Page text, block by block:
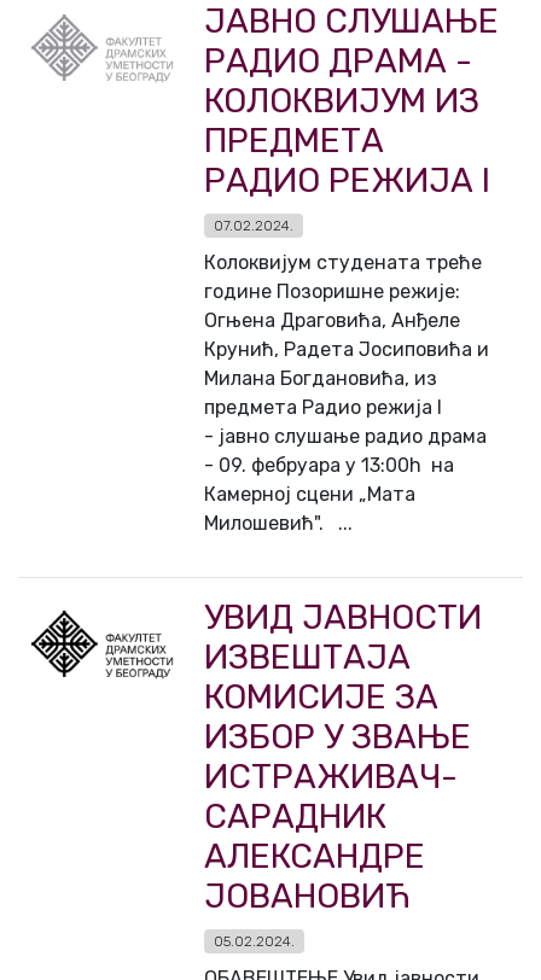
ЈАВНО СЛУШАЊЕ
РАДИО ДРАМА -
КОЛОКВИЈУМ ИЗ
ПРЕДМЕТА
РАДИО РЕЖИЈА I
07.02.2024.
Колоквијум студената треће
године Позоришне режије:
Огњена Драговића, Анђеле
Крунић, Радета Јосиповића и
Милана Богдановића, из
предмета Радио режија I
- јавно слушање радио драма
- 09. фебруара у 13:00h на
Камерној сцени „Мата
Милошевић". ...
УВИД ЈАВНОСТИ
ИЗВЕШТАЈА
КОМИСИЈЕ ЗА
ИЗБОР У ЗВАЊЕ
ИСТРАЖИВАЧ-
САРАДНИК
АЛЕКСАНДРЕ
ЈОВАНОВИЋ
05.02.2024.